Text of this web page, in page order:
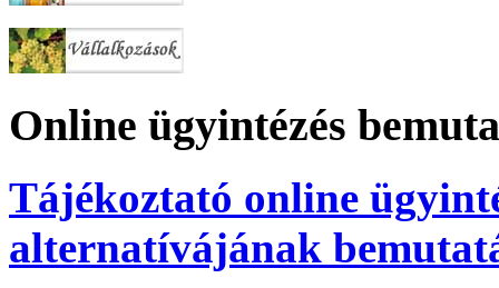
Online ügyintézés
Tájékoztató online
alternatívájának